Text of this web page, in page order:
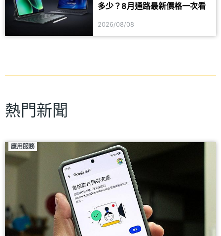
多少？8月通路最新價格一次看
2026/08/08
熱門新聞
應用服務